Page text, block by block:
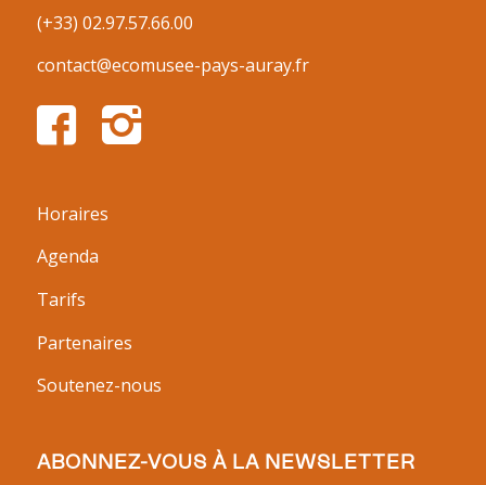
(+33) 02.97.57.66.00
contact@ecomusee-pays-auray.fr
Horaires
Agenda
Tarifs
Partenaires
Soutenez-nous
ABONNEZ-VOUS À LA NEWSLETTER